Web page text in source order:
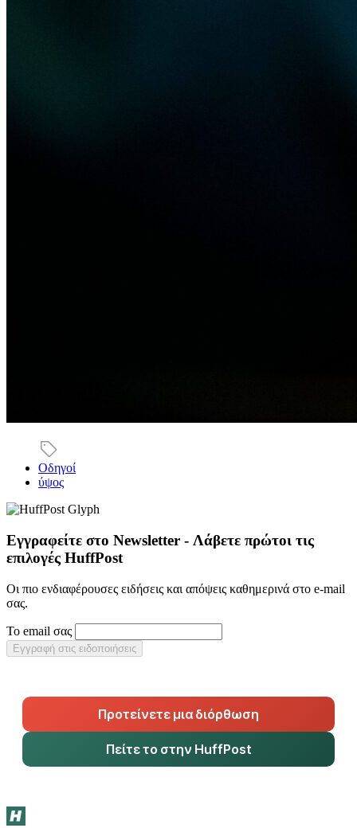
Οδηγοί
ύψος
Εγγραφείτε στο Newsletter - Λάβετε πρώτοι τις
επιλογές HuffPost
Οι πιο ενδιαφέρουσες ειδήσεις και απόψεις καθημερινά στο e-mail
σας.
Το email σας
Εγγραφή στις ειδοποιήσεις
Προτείνετε μια διόρθωση
Πείτε το στην HuffPost